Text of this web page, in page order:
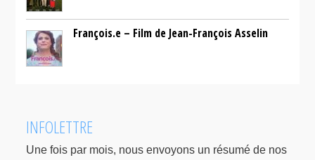
François.e – Film de Jean-François Asselin
INFOLETTRE
Une fois par mois, nous envoyons un résumé de nos